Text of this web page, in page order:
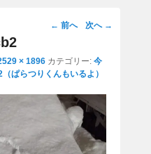
画
ビ
ー
ン
← 前へ 次へ →
× 1896 カテゴリー: 今
ぱらつりくんもいるよ）